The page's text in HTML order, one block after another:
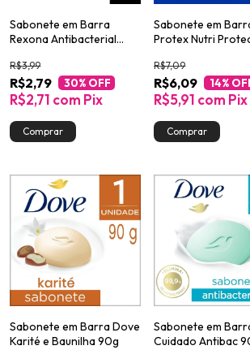
Sabonete em Barra
Rexona Antibacterial
R$2,79
R$3,99
30% OFF
R$2,71 com Pix
Sabonete em
Protex Nutri
R$6,09
R$7,09
14%
R$5,91 com Pix
Sabonete em Barra Dove
Karité e Baunilha 90g
Sabonete em
Cuidado Antibac